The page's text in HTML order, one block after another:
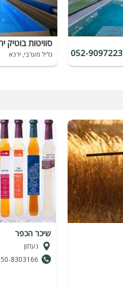
052-9097223
סוויטות בוטיק
גליל מערבי, ירכא
שיכר הכפר
געתון
8303166